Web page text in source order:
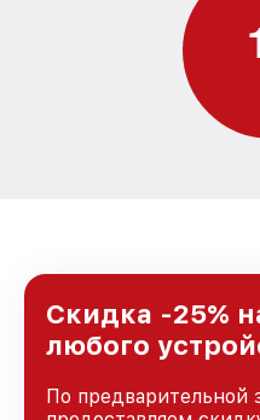
Скидка -25%
любого
По предварительной